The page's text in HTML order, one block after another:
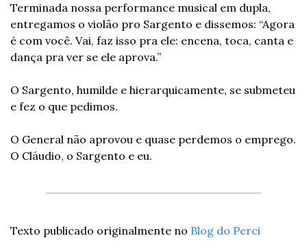
Terminada nossa performance musical em dupla,
entregamos o violão pro Sargento e dissemos: “Agora
é com você. Vai, faz isso pra ele: encena, toca, canta e
dança pra ver se ele aprova.”
O Sargento, humilde e hierarquicamente, se submeteu
e fez o que pedimos.
O General não aprovou e quase perdemos o emprego.
O Cláudio, o Sargento e eu.
Texto publicado originalmente no Blog do Perci